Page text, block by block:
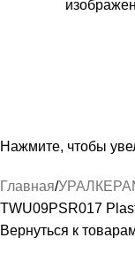
Нажмите, чтобы
Главная
TWU09PSR017
Вернуться к